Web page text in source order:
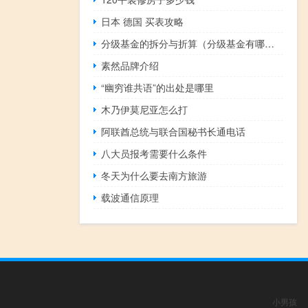
日本 德国 买表攻略
分级基金的拆分与折算（分级基金有哪些）
素然品牌介绍
“幽穷谁共语”的出处是哪里
木乃伊莫尼亚怎么打
阿联酋总统与联合国秘书长通电话
八大员报考需要什么条件
冬天为什么要去南方旅游
载波通信原理
小男孩